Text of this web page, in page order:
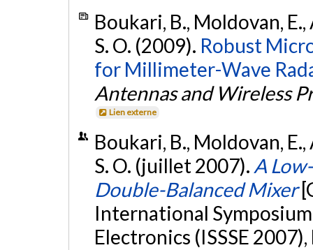
Boukari, B., Moldovan, E.,
S. O. (2009). Robust
for Millimeter-Wave
Antennas and Wireless
Lien externe
Boukari, B., Moldovan, E.,
S. O. (juillet 2007). A
Double-Balanced Mixer
International Symposium
Electronics (ISSSE